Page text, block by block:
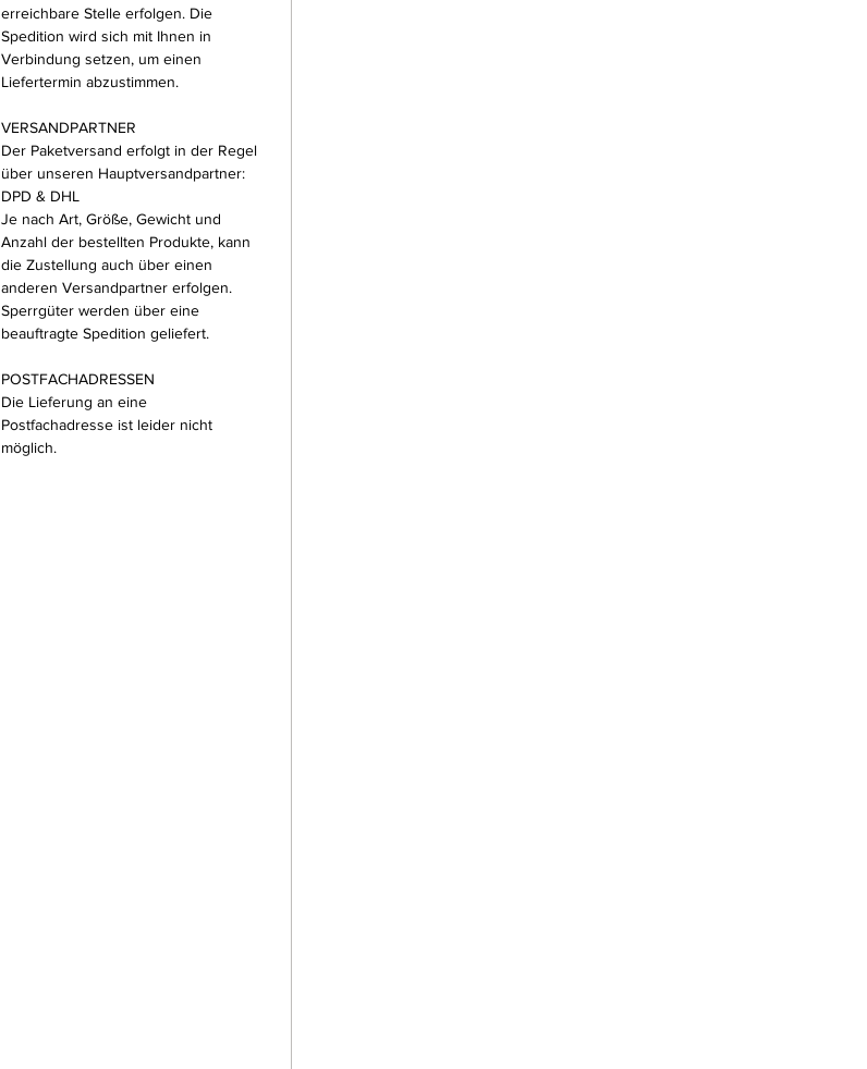
erreichbare Stelle erfolgen. Die
Spedition wird sich mit Ihnen in
Verbindung setzen, um einen
Liefertermin abzustimmen.
VERSANDPARTNER
Der Paketversand erfolgt in der Regel
über unseren Hauptversandpartner:
DPD & DHL
Je nach Art, Größe, Gewicht und
Anzahl der bestellten Produkte, kann
die Zustellung auch über einen
anderen Versandpartner erfolgen.
Sperrgüter werden über eine
beauftragte Spedition geliefert.
POSTFACHADRESSEN
Die Lieferung an eine
Postfachadresse ist leider nicht
möglich.